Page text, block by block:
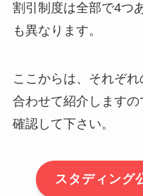
割引制度は全部で4つ
も異なります。
ここからは、それぞ
合わせて紹介します
確認して下さい。
スタディング